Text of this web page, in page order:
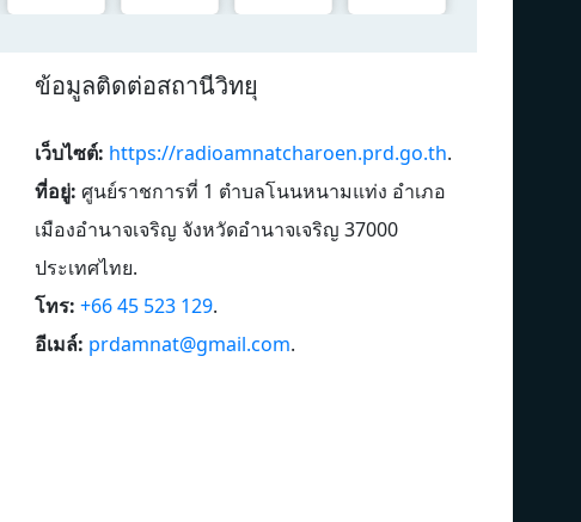
ข้อมูลติดต่อสถานีวิทยุ
เว็บไซต์: https://radioamnatcharoen.prd.go.th.
ที่อยู่: ศูนย์ราชการที่ 1 ตำบลโนนหนามแท่ง อำเภอ
เมืองอำนาจเจริญ จังหวัดอำนาจเจริญ 37000
ประเทศไทย.
โทร: +66 45 523 129.
อีเมล์: prdamnat@gmail.com.